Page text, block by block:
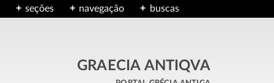
seções navegação buscas
GRAECIA ANTIQVA